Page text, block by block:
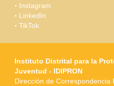
Instagram
LinkedIn
TikTok
Instituto Distrital para la
Juventud - IDIPRON
Dirección de Correspondencia